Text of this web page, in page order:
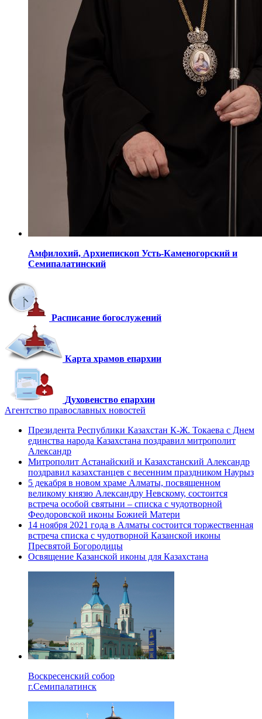
Амфилохий, Архиепископ Усть-Каменогорский и
Семипалатинский
Расписание богослужений
Карта храмов епархии
Духовенство епархии
Агентство православных новостей
Президента Республики Казахстан К-Ж. Токаева с Днем
единства народа Казахстана поздравил митрополит
Александр
Митрополит Астанайский и Казахстанский Александр
поздравил казахстанцев с весенним праздником Наурыз
5 декабря в новом храме Алматы, посвященном
великому князю Александру Невскому, состоится
встреча особой святыни – списка с чудотворной
Феодоровской иконы Божией Матери
14 ноября 2021 года в Алматы состоится торжественная
встреча списка с чудотворной Казанской иконы
Пресвятой Богородицы
Освящение Казанской иконы для Казахстана
Воскресенский собор
г.Семипалатинск